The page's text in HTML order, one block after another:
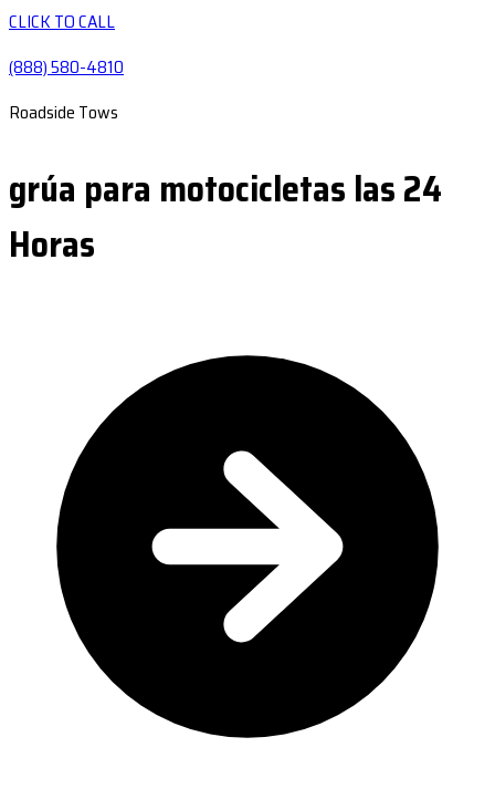
CLICK TO CALL
(888) 580-4810
Roadside Tows
grúa para motocicletas las 24
Horas